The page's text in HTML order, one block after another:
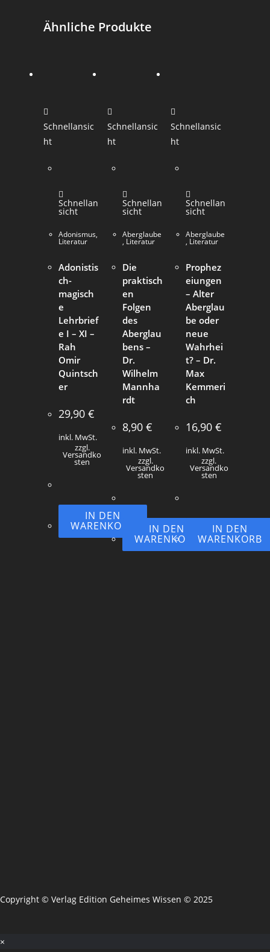
Ähnliche Produkte
Schnellansic
ht
Schnellan
sicht
Adonismus,
Literatur
Adonistis
ch-
magisch
e
Lehrbrief
e I – XI –
Rah
Omir
Quintsch
er
29,90€
inkl. MwSt.
zzgl.
Versandko
sten
IN DEN
WARENKORB
Schnellansic
ht
Schnellan
sicht
Aberglaube
, Literatur
Die
praktisch
en
Folgen
des
Aberglau
bens –
Dr.
Wilhelm
Mannha
rdt
8,90 €
inkl. MwSt.
zzgl.
Versandko
sten
IN DEN
WARENKORB
Schnellansic
ht
Schnellan
sicht
Aberglaube
, Literatur
Prophez
eiungen
– Alter
Aberglau
be oder
neue
Wahrhei
t? – Dr.
Max
Kemmeri
ch
16,90 €
inkl. MwSt.
zzgl.
Versandko
sten
IN DEN
WARENKORB
Copyright © Verlag Edition Geheimes Wissen © 2025
×